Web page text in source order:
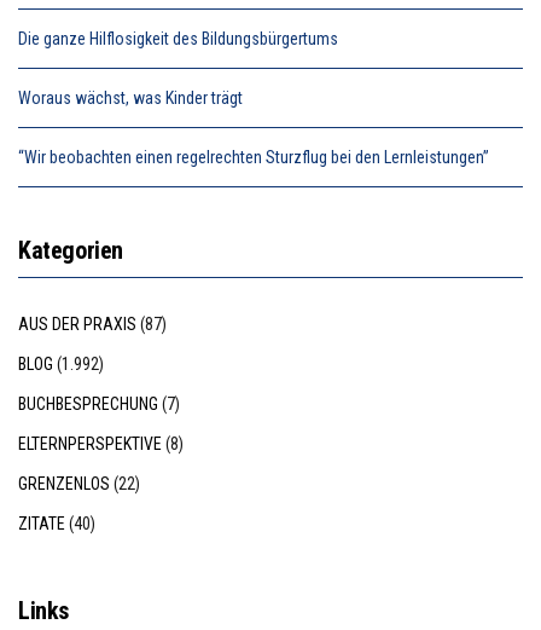
Die ganze Hilflosigkeit des Bildungsbürgertums
Woraus wächst, was Kinder trägt
“Wir beobachten einen regelrechten Sturzflug bei den Lernleistungen”
Kategorien
AUS DER PRAXIS (87)
BLOG (1.992)
BUCHBESPRECHUNG (7)
ELTERNPERSPEKTIVE(8)
GRENZENLOS (22)
ZITATE(40)
Links